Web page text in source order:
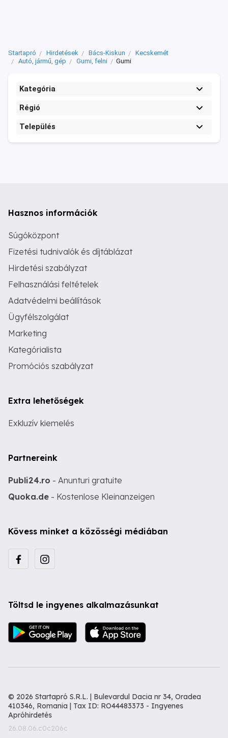
Startapró Hirdetések Bács-Kiskun
Kecskemét
Autó, jármű, gép
Gumi, felni Gumi
Kategória
Régió
Település
Hasznos információk
Súgóközpont
Fizetési tudnivalók és díjtáblázat
Hirdetési szabályzat
Felhasználási feltételek
Adatvédelmi beállítások
Ügyfélszolgálat
Marketing
Kategórialista
Promóciós szabályzat
Extra lehetőségek
Exkluzív kiemelés
Partnereink
Publi24.ro - Anunturi gratuite
Quoka.de - Kostenlose Kleinanzeigen
Kövess minket a közösségi médiában
Töltsd le ingyenes alkalmazásunkat
© 2026 Startapró S.R.L. | Bulevardul Dacia nr 34, Oradea
410346, Romania | Tax ID: RO44483373 - Ingyenes
Apróhirdetés
26.08.06.c0c206c